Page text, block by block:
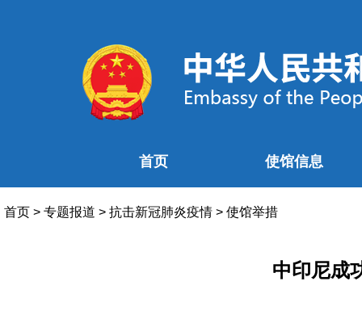
首页 使馆信息
首页 > 专题报道 > 抗击新冠肺炎疫情 > 使馆举措
中印尼成